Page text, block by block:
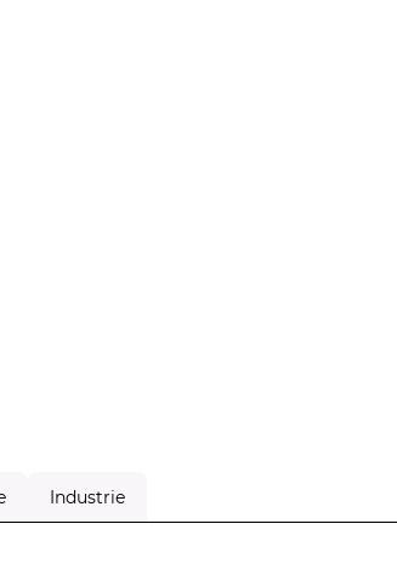
Industrie